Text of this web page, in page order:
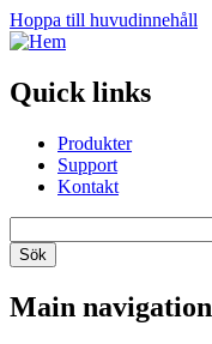
Hoppa till huvudinnehåll
Quick links
Produkter
Support
Kontakt
Main navigation